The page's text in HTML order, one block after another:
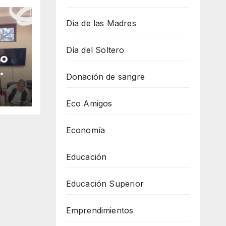
Día de las Madres
Día del Soltero
Donación de sangre
Eco Amigos
Economía
Educación
Educación Superior
Emprendimientos